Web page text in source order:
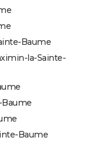
Baume
la-Sainte-
Baume
Baume